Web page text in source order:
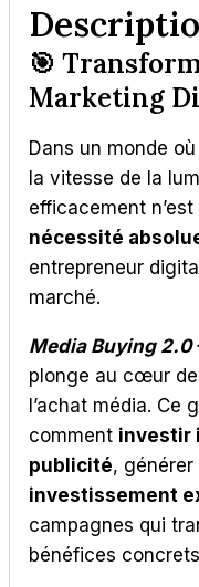
🎯
Marketing
Dans un monde
la vitesse de la
efficacement
nécessité
entrepreneur
marché.
Media Buying 2.0
plonge au cœur
l’achat média. Ce
comment investir
publicité, générer
investissement
campagnes qui
bénéfices